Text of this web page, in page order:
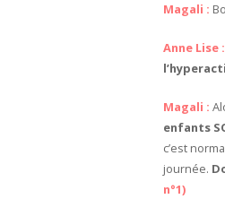
Magali :
Anne Lise :
Magali :
enfants
c’est
journée.
n°1)